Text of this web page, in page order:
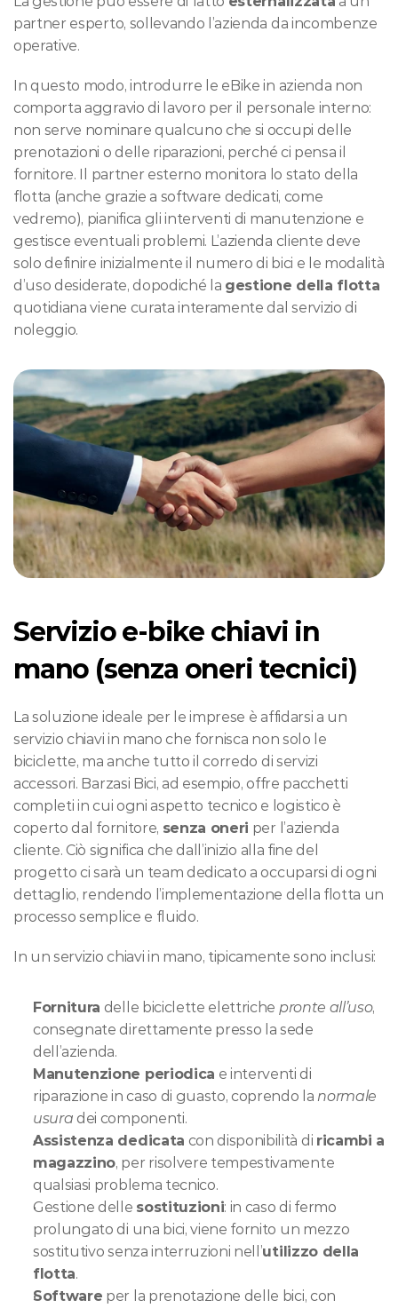
partner esperto, sollevando l’azienda da incombenze
operative.
In questo modo, introdurre le eBike in azienda non
comporta aggravio di lavoro per il personale interno:
non serve nominare qualcuno che si occupi delle
prenotazioni o delle riparazioni, perché ci pensa il
fornitore. Il partner esterno monitora lo stato della
flotta (anche grazie a software dedicati, come
vedremo), pianifica gli interventi di manutenzione e
gestisce eventuali problemi. L’azienda cliente deve
solo definire inizialmente il numero di bici e le modalità
d’uso desiderate, dopodiché la gestione della flotta
quotidiana viene curata interamente dal servizio di
noleggio.
Servizio e-bike chiavi in
mano (senza oneri tecnici)
La soluzione ideale per le imprese è affidarsi a un
servizio chiavi in mano che fornisca non solo le
biciclette, ma anche tutto il corredo di servizi
accessori. Barzasi Bici, ad esempio, offre pacchetti
completi in cui ogni aspetto tecnico e logistico è
coperto dal fornitore, senza oneri per l’azienda
cliente. Ciò significa che dall’inizio alla fine del
progetto ci sarà un team dedicato a occuparsi di ogni
dettaglio, rendendo l’implementazione della flotta un
processo semplice e fluido.
In un servizio chiavi in mano, tipicamente sono inclusi:
Fornitura delle biciclette elettriche pronte all’uso,
consegnate direttamente presso la sede
dell’azienda.
Manutenzione periodica e interventi di
riparazione in caso di guasto, coprendo la normale
usura dei componenti.
Assistenza dedicata con disponibilità di ricambi a
magazzino, per risolvere tempestivamente
qualsiasi problema tecnico.
Gestione delle sostituzioni: in caso di fermo
prolungato di una bici, viene fornito un mezzo
sostitutivo senza interruzioni nell’utilizzo della
flotta.
Software per la prenotazione delle bici, con